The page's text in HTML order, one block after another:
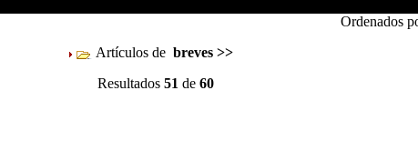
Ordenados
Artículos de breves >>
Resultados 51 de 60